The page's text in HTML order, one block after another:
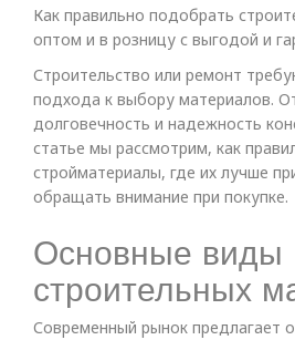
Как правильно подобрать
оптом и в розницу с выгодой и
Строительство или ремонт
подхода к выбору материалов.
долговечность и надежность
статье мы рассмотрим, как
стройматериалы, где их лучше
обращать внимание при покупке.
Основные виды
строительных
Современный рынок предлагает